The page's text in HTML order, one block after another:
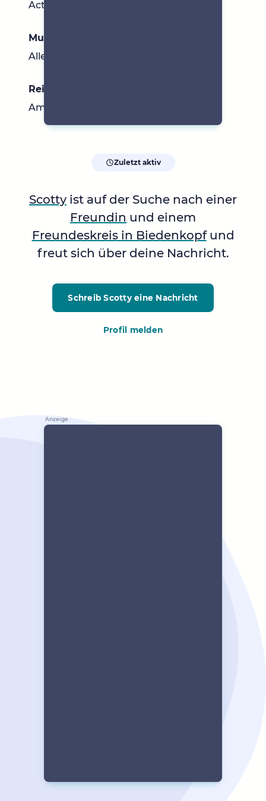
Actionfilme
Musik
Alles möglich
Reiseziele
Am liebsten Asien
Zuletzt aktiv
Scotty ist auf der Suche nach einer
Freundin und einem
Freundeskreis in Biedenkopfund
freut sich über deine Nachricht.
Schreib Scottyeine Nachricht
Profil melden